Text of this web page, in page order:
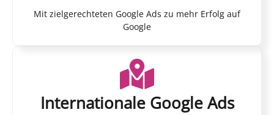
Mit zielgerechteten Google Ads zu mehr Erfolg auf
Google
Internationale Google Ads